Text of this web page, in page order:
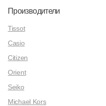
Производители
Tissot
Casio
Citizen
Orient
Seiko
Michael Kors